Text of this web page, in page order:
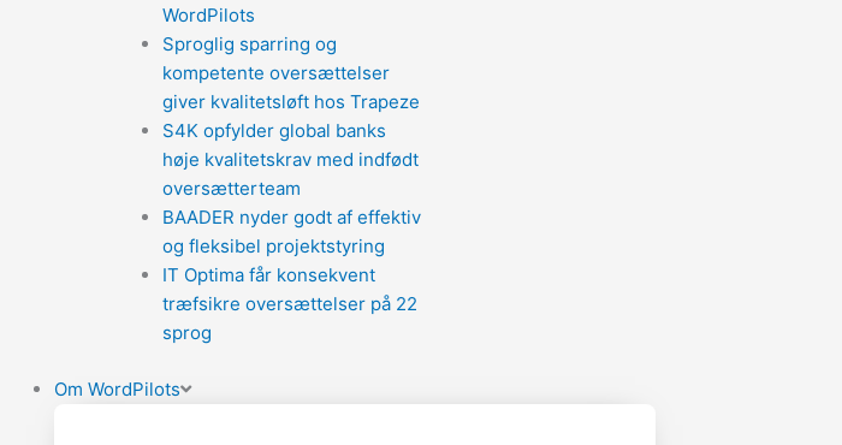
WordPilots
Sproglig sparring og
kompetente oversættelser
giver kvalitetsløft hos Trapeze
S4K opfylder global banks
høje kvalitetskrav med indfødt
oversætterteam
BAADER nyder godt af effektiv
og fleksibel projektstyring
IT Optima får konsekvent
træfsikre oversættelser på 22
sprog
Om WordPilots